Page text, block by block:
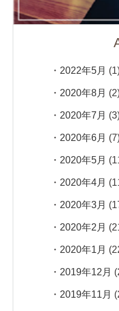
2022年5月
2020年8月
2020年7月
2020年6月
2020年5月
2020年4月
2020年3月
2020年2月
2020年1月
2019年12月
2019年11月